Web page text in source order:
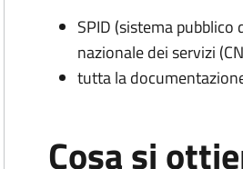
SPID (sistema
nazionale dei servizi
tutta la
Cosa si